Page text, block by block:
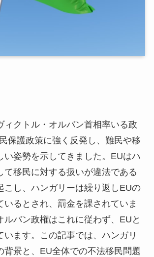
ィクトル・オルバン首相率いる政
保護政策に強く反発し、難民や移
い姿勢を示してきました。EUはハ
て移民に対する扱いが違法である
こし、ハンガリーは繰り返しEUの
いるとされ、罰金を課されていま
ルバン政権はこれに従わず、EUと
います。この記事では、ハンガリ
背景と、EU全体での不法移民問題